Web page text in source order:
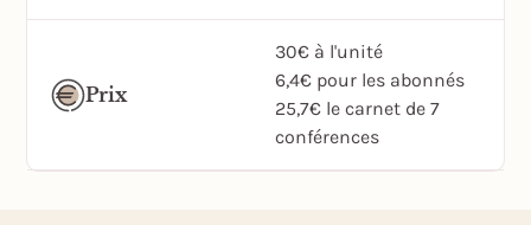
Prix
30€ à l'unité
6,4€ pour les abonnés
25,7€ le carnet de 7
conférences